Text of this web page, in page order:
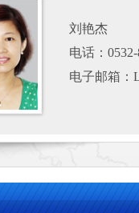
刘艳杰
电话：
电子邮箱：